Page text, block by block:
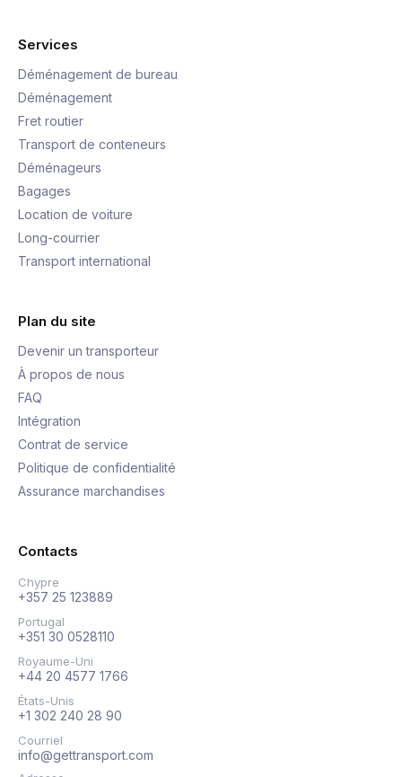
Services
Déménagement de bureau
Déménagement
Fret routier
Transport de conteneurs
Déménageurs
Bagages
Location de voiture
Long-courrier
Transport international
Plan du site
Devenir un transporteur
À propos de nous
FAQ
Intégration
Contrat de service
Politique de confidentialité
Assurance marchandises
Contacts
Chypre
+357 25 123889
Portugal
+351 30 0528110
Royaume-Uni
+44 20 4577 1766
États-Unis
+1 302 240 28 90
Courriel
info@gettransport.com